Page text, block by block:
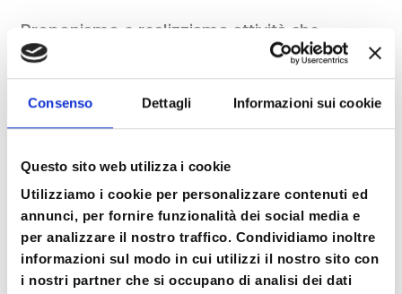
Consenso Dettagli Informazioni sui cookie
Questo sito web utilizza i cookie
Utilizziamo i cookie per personalizzare contenuti ed
annunci, per fornire funzionalità dei social media e
per analizzare il nostro traffico. Condividiamo inoltre
informazioni sul modo in cui utilizzi il nostro sito con
i nostri partner che si occupano di analisi dei dati
Proponiamo e realizziamo attività che
riguardano l’individuo.
Ci occupiamo del singolo, ma anche della
workshops, coaching e counseling.
Olos sta per olistico ed esprime la nostra
visione dell’essere umano:
Mente-Corpo-Relazione, 3 dimensioni